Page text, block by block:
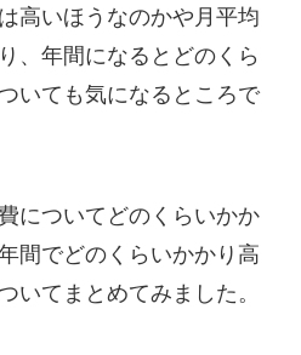
高いほうなのかや月平均
、年間になるとどのくら
いても気になるところで
についてどのくらいかか
間でどのくらいかかり高
いてまとめてみました。